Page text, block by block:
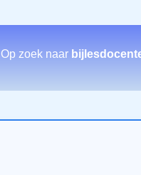
Op zoek naar